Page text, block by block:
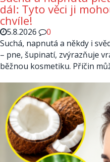
dál: Tyto věci ji
chvíle!
5.8.2026
0
Suchá, napnutá a někdy i
– pne, šupinatí, zvýrazňuje
běžnou kosmetiku. Příčin